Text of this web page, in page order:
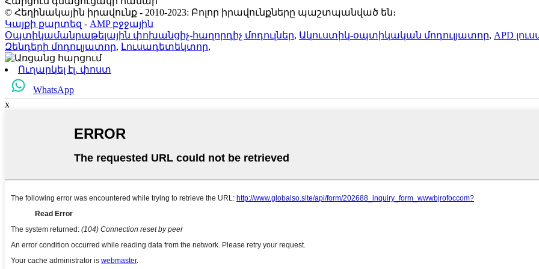
© Հեղինակային իրավունք - 2010-2023: Բոլոր իրավունքները պաշտպանված են։
Կայքի քարտեզ - AMP բջջային
Օպտիկամանրաթելային փոխանցիչ-հաղորդիչ մոդուլներ, Ակուստիկ-օպտիկական մոդուլյատոր, APD
Զենդերի մոդուլյատոր, Լուսադետեկտոր,
Ուղարկել էլ. փոստ
WhatsApp
x